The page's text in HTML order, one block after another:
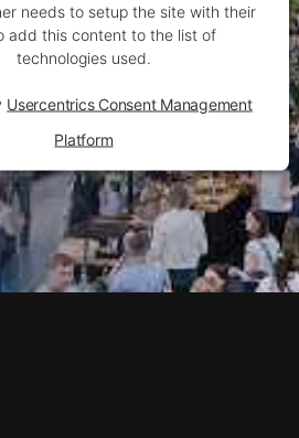
needs to setup the site with their
add this content to the list of
technologies used.
Usercentrics Consent Management
Platform